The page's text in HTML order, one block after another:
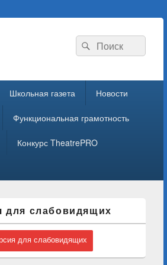
Search
for:
Search
Школьная газета Новости
Функциональная грамотность
Конкурс TheatrePRO
для слабовидящих
для слабовидящих